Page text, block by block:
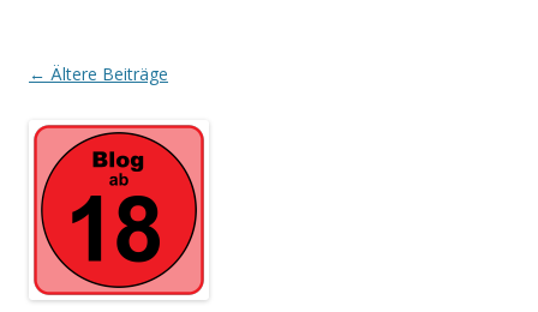
Beitrags-
← Ältere Beiträge